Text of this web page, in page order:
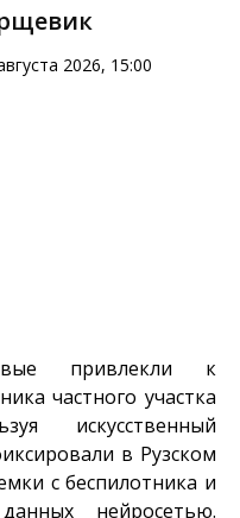
2026, 15:00
привлекли к
частного участка
искусственный
в Рузском
с беспилотника и
нейросетью.